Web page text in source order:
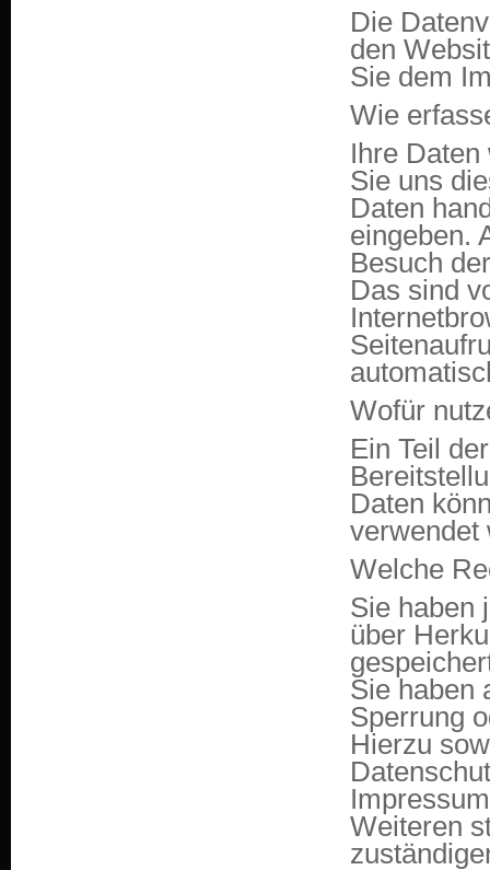
Die
den
Sie dem
Wie
Ihre
Sie uns
Daten
eingeben.
Besuch
Das sind
Wofür
Ein Teil
Daten
verwendet
Welche
Sie haben
über
Sie haben
Sperrung
Hierzu
Weiteren